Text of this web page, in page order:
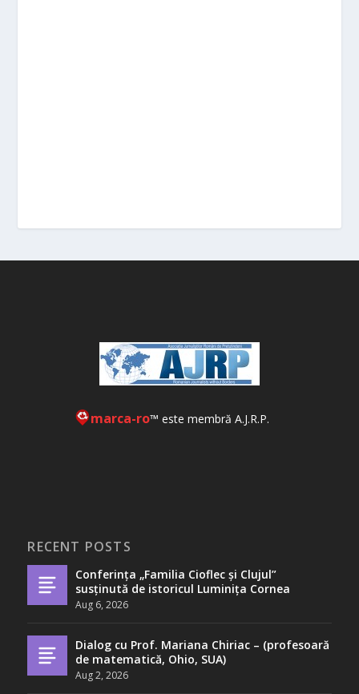
marca-ro™ este membră A.J.R.P.
RECENT POSTS
Conferința „Familia Cioflec și Clujul”
susținută de istoricul Luminița Cornea
Aug 6, 2026
Dialog cu Prof. Mariana Chiriac – (profesoară
de matematică, Ohio, SUA)
Aug 2, 2026